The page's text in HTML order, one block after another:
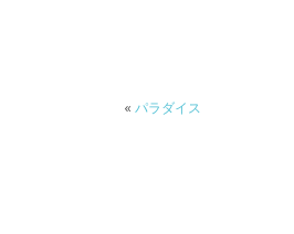
« パラダイス